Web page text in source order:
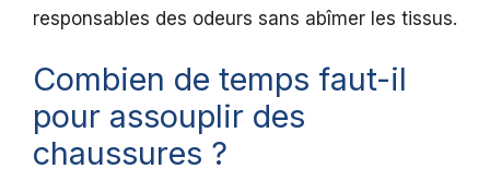
responsables des odeurs sans abîmer les tissus.
Combien de temps faut-il
pour assouplir des
chaussures ?